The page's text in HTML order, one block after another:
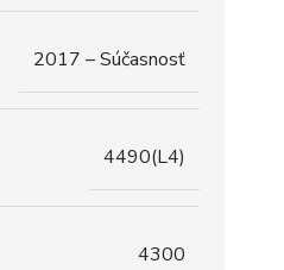
2017 – Súčasnosť
4490(L4)
4300